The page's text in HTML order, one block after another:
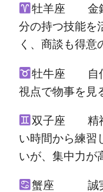
牡羊座 金銭
分の持つ技能を
く、商談も得意
牡牛座 自信
視点で物事を見
双子座 精神
い時間から練習
いが、集中力が
蟹座 誠実で